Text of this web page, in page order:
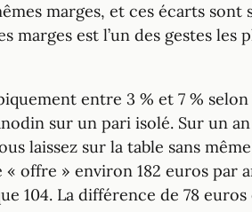
marges, et ces écarts
est l’un des gestes les
entre 3 % et 7 %
sur un pari isolé. Sur un
laissez sur la table sans
offre » environ 182 euros par
104. La différence de 78